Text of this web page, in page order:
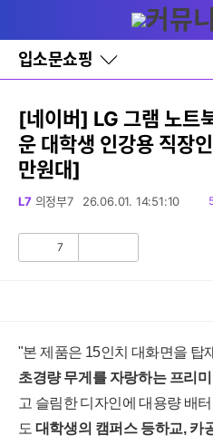
와
홈
입소문쇼핑
바
로
기
레
이
어
글
[네이버] LG 그램 노트
운 대학생 인강용 직장
만원대]
L7 의정부7 26.06.01. 14:51:10
7
"본 제품은 15인치 대화면을 탑
초경량 무게를 자랑하는 프리
고 슬림한 디자인에 대용량 배
도 대학생의 캠퍼스 등하교, 카